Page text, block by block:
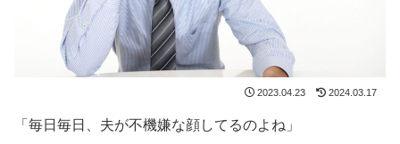
2023.04.23 2024.03.17
「毎日毎日、夫が不機嫌な顔してるのよね」